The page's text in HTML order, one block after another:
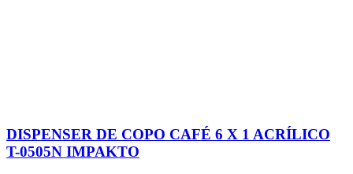
DISPENSER DE COPO CAFÉ 6 X 1 ACRÍLICO
T-0505N IMPAKTO